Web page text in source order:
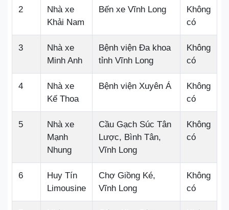
2
Nhà xe
Khải Nam
Bến xe Vĩnh Long
Không
có
3
Nhà xe
Minh Anh
Bệnh viện Đa khoa
tỉnh Vĩnh Long
Không
có
4
Nhà xe
Kế Thoa
Bệnh viện Xuyên Á
Không
có
5
Nhà xe
Mạnh
Nhung
Cầu Gạch Súc Tân
Lược, Bình Tân,
Vĩnh Long
Không
có
6
Huy Tín
Limousine
Chợ Giồng Ké,
Vĩnh Long
Không
có